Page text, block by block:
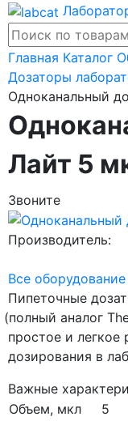
Главная Каталог
Дозаторы
Одноканальный
Лайт 5
Звоните
Производитель:
Все
Пипеточные
(полный аналог
простое и легкое
дозирования в
Важные
Объем, мкл
5